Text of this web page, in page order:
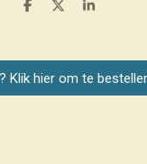
D
n
D
S
e
Klik hier om te